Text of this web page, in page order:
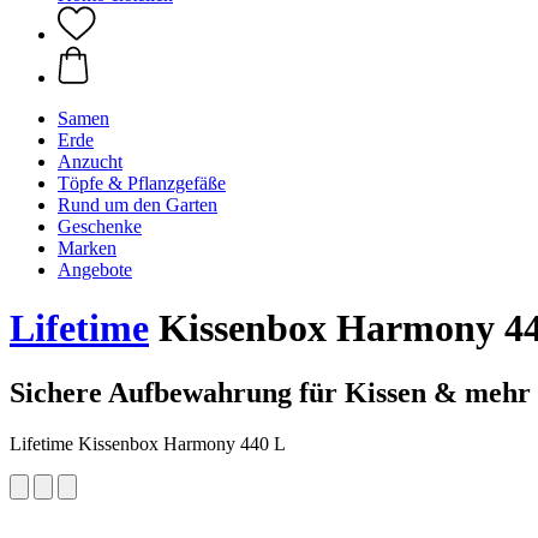
Samen
Erde
Anzucht
Töpfe & Pflanzgefäße
Rund um den Garten
Geschenke
Marken
Angebote
Lifetime Kissenbox Harmony
Sichere Aufbewahrung für Kissen & mehr
Lifetime Kissenbox Harmony 440 L